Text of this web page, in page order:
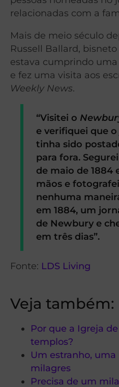
relacionadas com a
Mais de meio século
Russell Ballard,
estava cumprindo
e fez uma visita aos
Weekly News.
“Visitei o
e verifiquei que
tinha sido
para fora.
de maio de 1884
mãos e
nenhuma
em 1884, um
de Newbury e
em três dias”.
Fonte: LDS Living
Veja também:
Por que a Igreja
templos?
Um estranho,
milagres
Precisa de um